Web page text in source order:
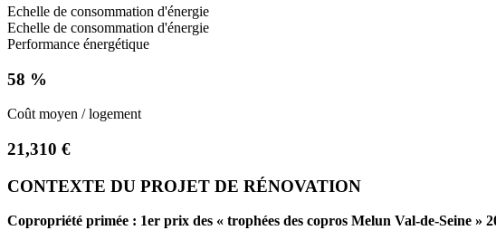
Echelle de consommation d'énergie
Echelle de consommation d'énergie
Performance énergétique
58 %
Coût moyen / logement
21,310 €
CONTEXTE DU PROJET DE RÉNOVATION
Copropriété primée : 1er prix des « trophées des copros Melun Val-de-Seine »